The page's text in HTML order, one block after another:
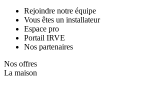
Rejoindre notre équipe
Vous êtes un installateur
Espace pro
Portail IRVE
Nos partenaires
Nos offres
La maison